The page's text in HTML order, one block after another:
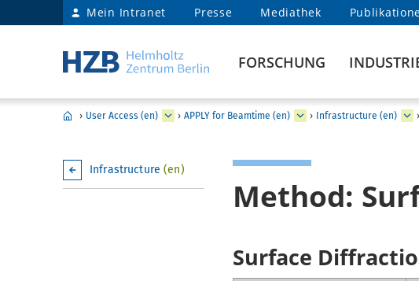
Mein Intranet Presse Mediathek
FORSCHUNG
› User Access (en) › APPLY for Beamtime (en) › Infrastructure (en) ›
Infrastructure(en)
Method:
Surface